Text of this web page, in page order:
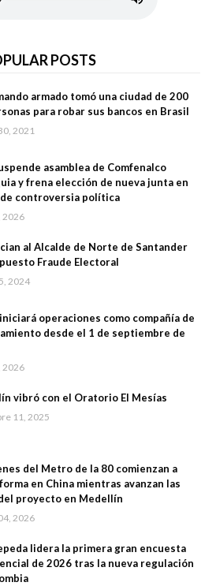
POSTS
armado tomó una ciudad de 200
para robar sus bancos en Brasil
2021
asamblea de Comfenalco
y frena elección de nueva junta en
controversia política
2026
al Alcalde de Norte de Santander
Fraude Electoral
2024
operaciones como compañía de
desde el 1 de septiembre de
2026
vibró con el Oratorio El Mesías
11, 2025
del Metro de la 80 comienzan a
en China mientras avanzan las
proyecto en Medellín
2026
lidera la primera gran encuesta
de 2026 tras la nueva regulación